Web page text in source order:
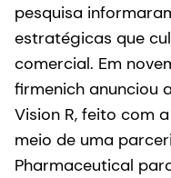
pesquisa
estratégicas que
comercial. Em
firmenich anunciou
Vision R, feito com
meio de uma
Pharmaceutical